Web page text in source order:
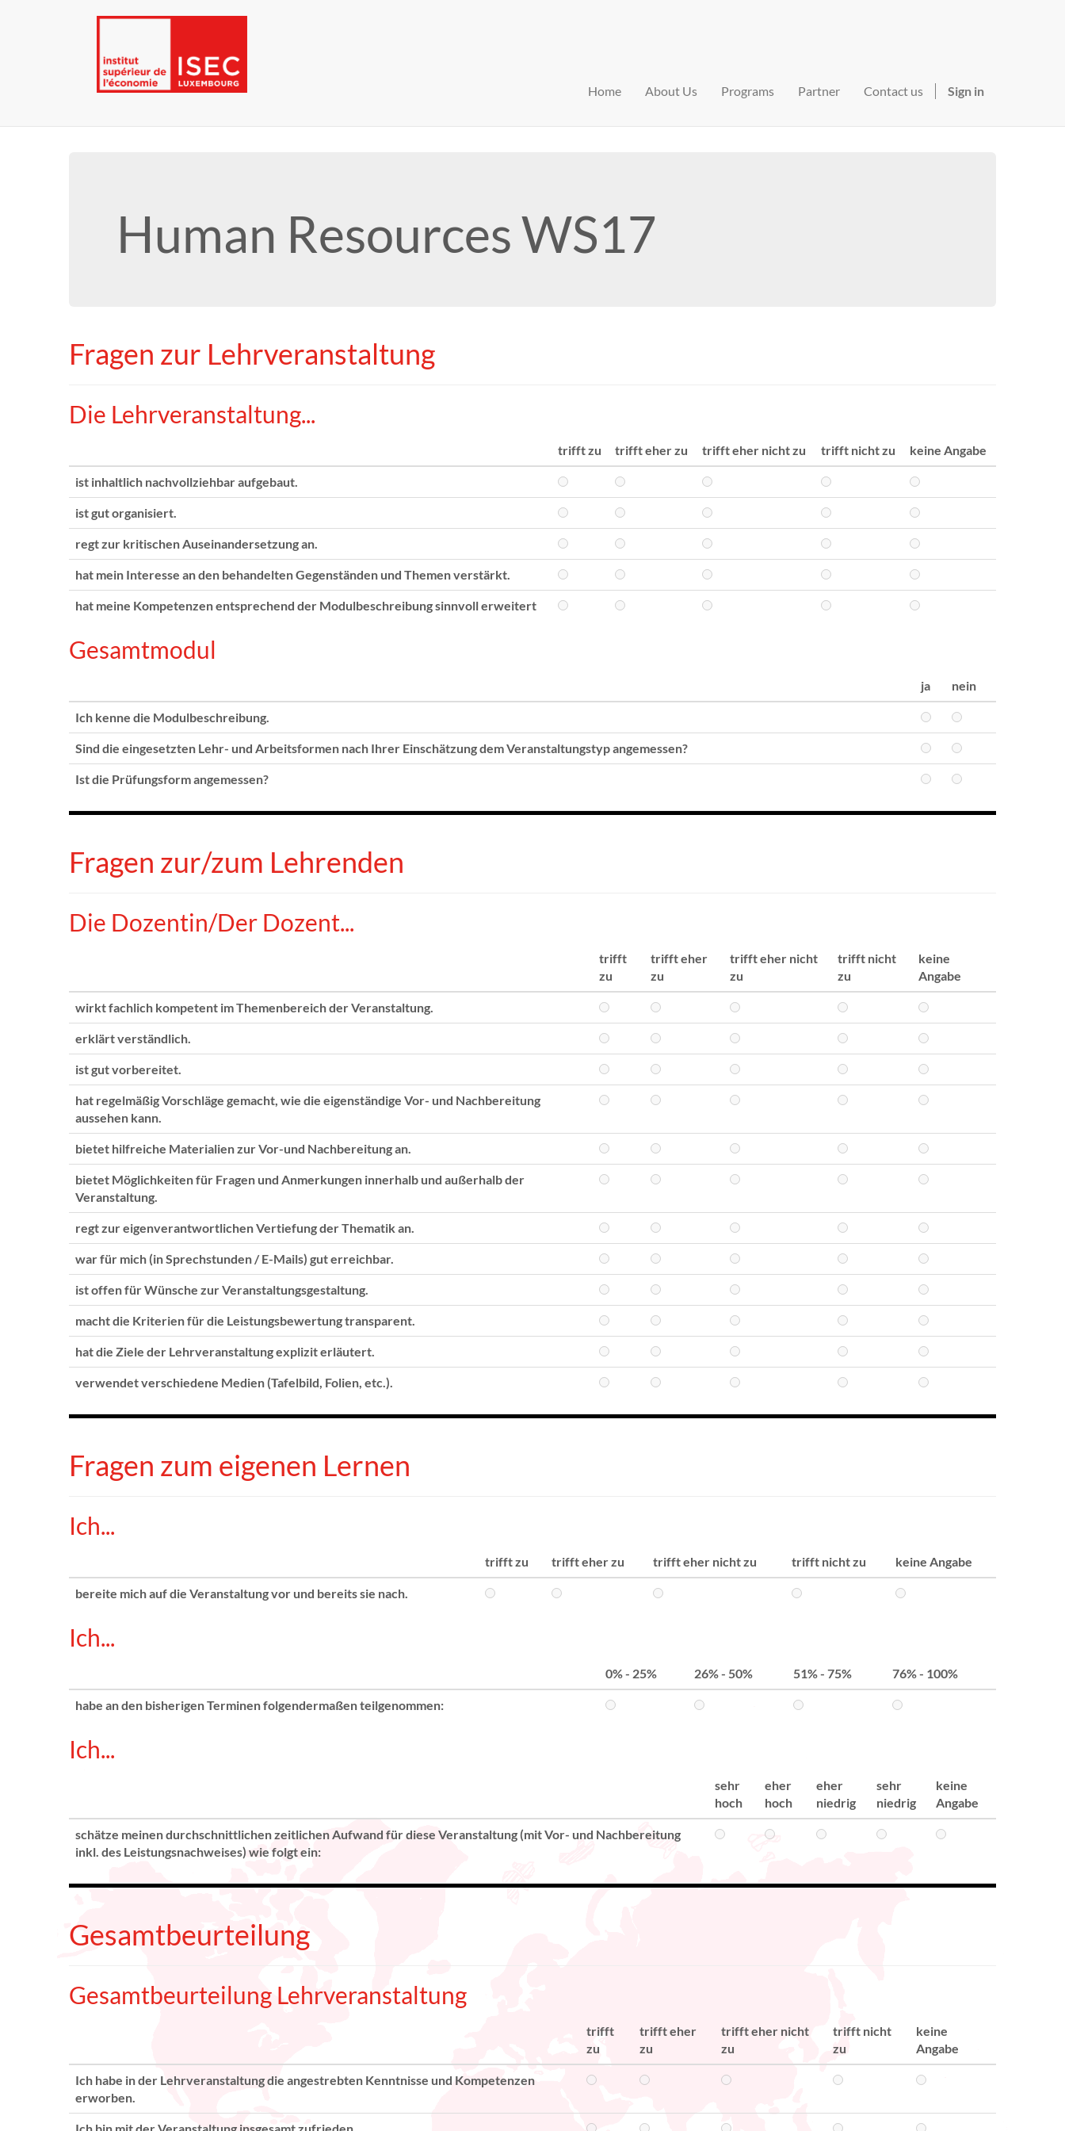
Home About Us Programs Partner Contact us Sign in
Human Resources WS17
Fragen zur Lehrveranstaltung
Die Lehrveranstaltung...
trifft zu trifft eher zu trifft eher nicht zu trifft nicht zu keine Angabe
ist inhaltlich nachvollziehbar aufgebaut.
ist gut organisiert.
regt zur kritischen Auseinandersetzung an.
hat mein Interesse an den behandelten Gegenständen und Themen verstärkt.
hat meine Kompetenzen entsprechend der Modulbeschreibung sinnvoll erweitert
Gesamtmodul
ja nein
Ich kenne die Modulbeschreibung.
Sind die eingesetzten Lehr- und Arbeitsformen nach Ihrer Einschätzung dem Veranstaltungstyp angemessen?
Ist die Prüfungsform angemessen?
Fragen zur/zum Lehrenden
Die Dozentin/Der Dozent...
trifft
zu
trifft eher
zu
trifft eher nicht
zu
trifft nicht
zu
keine
Angabe
wirkt fachlich kompetent im Themenbereich der Veranstaltung.
erklärt verständlich.
ist gut vorbereitet.
hat regelmäßig Vorschläge gemacht, wie die eigenständige Vor- und Nachbereitung
aussehen kann.
bietet hilfreiche Materialien zur Vor-und Nachbereitung an.
bietet Möglichkeiten für Fragen und Anmerkungen innerhalb und außerhalb der
Veranstaltung.
regt zur eigenverantwortlichen Vertiefung der Thematik an.
war für mich (in Sprechstunden / E-Mails) gut erreichbar.
ist offen für Wünsche zur Veranstaltungsgestaltung.
macht die Kriterien für die Leistungsbewertung transparent.
hat die Ziele der Lehrveranstaltung explizit erläutert.
verwendet verschiedene Medien (Tafelbild, Folien, etc.).
Fragen zum eigenen Lernen
Ich...
trifft zu trifft eher zu trifft eher nicht zu trifft nicht zu keine Angabe
bereite mich auf die Veranstaltung vor und bereits sie nach.
Ich...
0% - 25% 26% - 50% 51% - 75% 76% - 100%
habe an den bisherigen Terminen folgendermaßen teilgenommen:
Ich...
sehr
hoch
eher
hoch
eher
niedrig
sehr
niedrig
keine
Angabe
schätze meinen durchschnittlichen zeitlichen Aufwand für diese Veranstaltung (mit Vor- und Nachbereitung
inkl. des Leistungsnachweises) wie folgt ein:
Gesamtbeurteilung
Gesamtbeurteilung Lehrveranstaltung
trifft
zu
trifft eher
zu
trifft eher nicht
zu
trifft nicht
zu
keine
Angabe
Ich habe in der Lehrveranstaltung die angestrebten Kenntnisse und Kompetenzen
erworben.